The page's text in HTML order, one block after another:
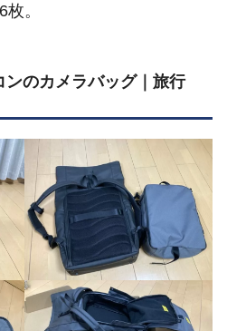
。
ンのカメラバッグ｜旅行